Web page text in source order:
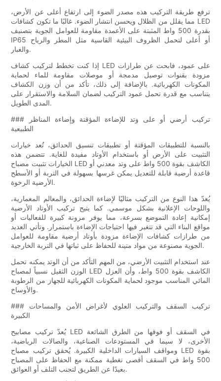
ترفع طريقة التركيب هذه مصدر الضوء إلى ارتفاع أعلى عن الأرض،
مما يقلل من الظلال ويحسن انتشار الضوء. غالبًا ما تكون كشافات LED
بقدرة 500 واط المثبتة على الأعمدة مقاومة للعوامل الجوية بتصنيف
IP65 أو أعلى لتحمل الظروف البيئية القاسية مثل المطر والرياح
والغبار.
إذا كنت تخطط لتركيب كشاف LED على عمود، فابحث عن طرازات
مزودة بقنوات توصيل مدمجة أو موصلات مقاومة للماء لحماية
المكونات الكهربائية. بالإضافة إلى ذلك، تأكد من أن وزن الكشاف
يتناسب مع قدرة تحمل عمود التركيب لضمان السلامة والاستقرار على
المدى الطويل.
### تركيب أرضي أو على وتد للإضاءة المؤقتة وإضاءة المناظر
الطبيعية
بالنسبة للتطبيقات المؤقتة أو تطبيقات تنسيق الحدائق، تُعد خيارات
التثبيت على الأرض أو باستخدام الأوتاد مفيدة للغاية. تتضمن هذه
الخيارات تثبيت مصباح LED الكاشف بقوة 500 واط على وتد معدني أو
قاعدة أرضية قابلة للتعديل يمكن غرسها بسهولة في التربة أو الأسطح
الأرضية الرخوة.
يُعدّ هذا النوع من التركيب مثاليًا لإضاءة الحدائق، والمعالم المعمارية،
واللوحات الإعلانية بشكل موسمي. كما يتيح تركيب الأوتاد الأرضية
إمكانية إعادة التموضع بسرعة، مما يوفر مرونة كبيرة للفعاليات أو
مواقع البناء التي قد تتغير فيها احتياجات الإضاءة باستمرار. وتأتي العديد
من طرازات كشافات الإضاءة مزودة بأوتاد أرضية مقاومة للعوامل
الجوية مصنوعة من مواد متينة للحفاظ على ثباتها في التربة الخارجية.
عند استخدام التثبيت الأرضي، من المهم التأكد من أن الوتد يمكنه تحمل
الوزن الثقيل نسبياً لمصباح LED الكاشف بقوة 500 واط، وأن العزل
المائي المناسب موجود لحماية المكونات الكهربائية للجهاز من الرطوبة
والأوساخ.
### تركيب السقف والتركيب العلوي لأغراض الأمن والمساحات
الكبيرة
يُعدّ تركيب مصابيح LED في السقف أو فوقها من الطرق الشائعة
الأخرى، لا سيما في المستودعات الصناعية، والصالات الرياضية،
ومواقف السيارات الداخلية الكبيرة. يُحقق تركيب مصباح LED بقوة
500 واط في السقف أقصى تغطية ممكنة مع الحفاظ على المصباح
بعيدًا عن الطريق لتجنب التلف أو العوائق.